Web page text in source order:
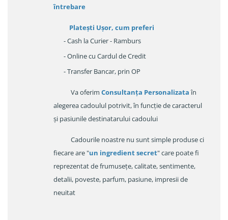
întrebare
Platești Ușor, cum preferi
- Cash la Curier - Ramburs
- Online cu Cardul de Credit
- Transfer Bancar, prin OP
Va oferim Consultanța Personalizataîn
alegerea cadoulul potrivit, în funcție de caracterul
și pasiunile destinatarului cadoului
Cadourile noastre nu sunt simple produse ci
fiecare are "un ingredient secret" care poate fi
reprezentat de frumusețe, calitate, sentimente,
detalii, poveste, parfum, pasiune, impresii de
neuitat